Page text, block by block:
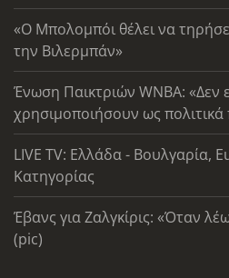
«Ο Μπολομπόι θέλει να
την Βιλερμπάν»
Ένωση Παικτριών WNBA: «Δεν
χρησιμοποιήσουν ως πολιτικά
LIVE TV: Ελλάδα - Βουλγαρία,
Κατηγορίας
Έβανς για Ζαλγκίρις: «Όταν
(pic)